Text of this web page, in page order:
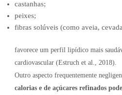
castanhas;
peixes;
fibras solúveis (como aveia,
favorece um perfil lipídico mais
cardiovascular (Estruch et al., 2018).
Outro aspecto frequentemente
calorias e de açúcares refinados